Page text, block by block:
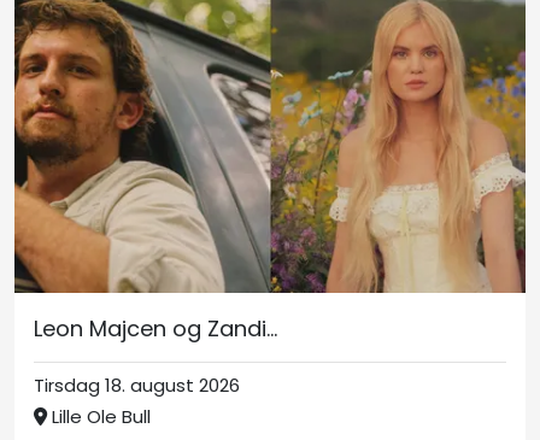
Leon Majcen og Zandi...
Tirsdag 18. august 2026
Lille Ole Bull